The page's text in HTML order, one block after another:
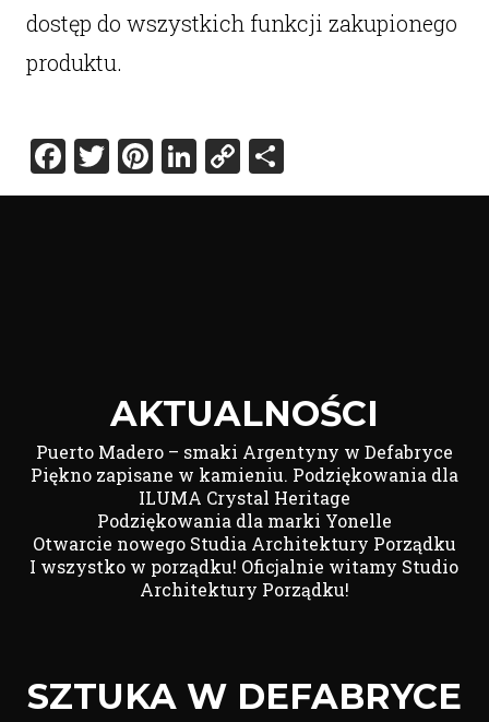
dostęp do wszystkich funkcji zakupionego
produktu.
Facebook
Twitter
Pinterest
LinkedIn
Copy
Link
Share
AKTUALNOŚCI
Puerto Madero – smaki Argentyny w Defabryce
Piękno zapisane w kamieniu. Podziękowania dla
ILUMA Crystal Heritage
Podziękowania dla marki Yonelle
Otwarcie nowego Studia Architektury Porządku
I wszystko w porządku! Oficjalnie witamy Studio
Architektury Porządku!
SZTUKA W DEFABRYCE